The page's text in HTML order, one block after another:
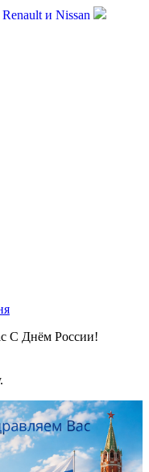
и Nissan
С Днём России!